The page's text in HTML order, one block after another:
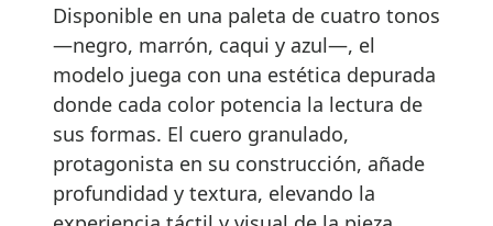
Disponible en una paleta de cuatro tonos
—negro, marrón, caqui y azul—, el
modelo juega con una estética depurada
donde cada color potencia la lectura de
sus formas. El cuero granulado,
protagonista en su construcción, añade
profundidad y textura, elevando la